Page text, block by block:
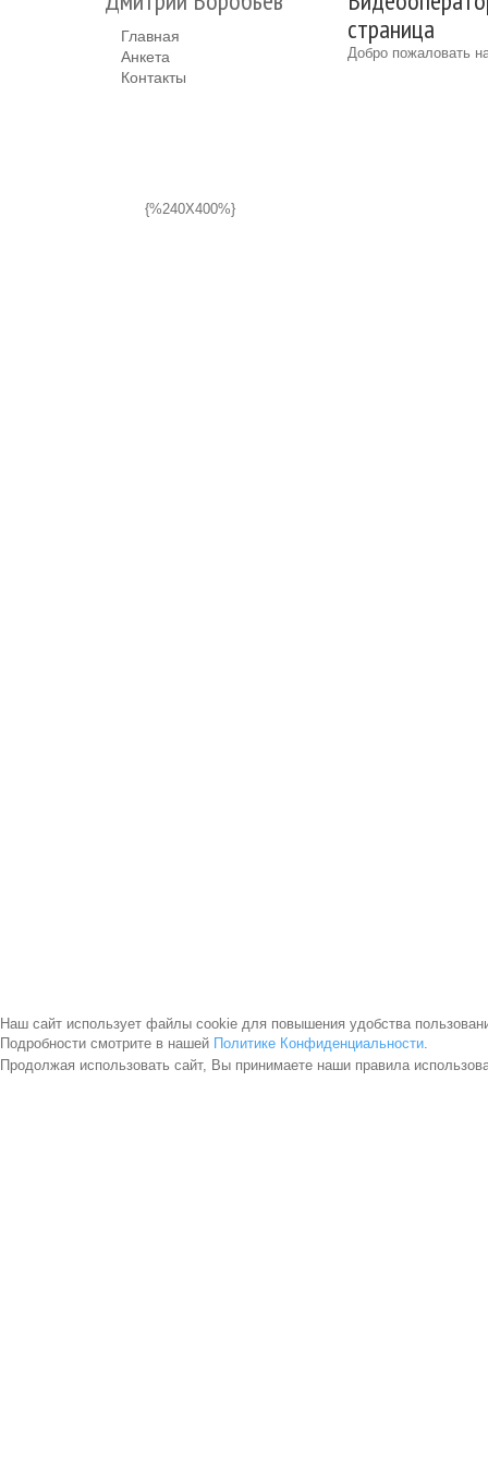
Главная
Анкета
Контакты
{%240X400%}
страница
Добро пожаловать
Наш сайт использует файлы cookie для повышения удобства
Подробности смотрите в нашей Политике Конфиденциальности.
Продолжая использовать сайт, Вы принимаете наши правила